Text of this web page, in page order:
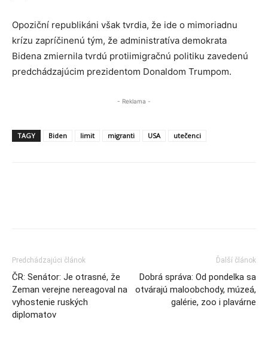
Opoziční republikáni však tvrdia, že ide o mimoriadnu
krízu zapríčinenú tým, že administratíva demokrata
Bidena zmiernila tvrdú protiimigračnú politiku zavedenú
predchádzajúcim prezidentom Donaldom Trumpom.
- Reklama -
TAGY Biden limit migranti USA utečenci
Predchádzajúci článok
ČR: Senátor: Je otrasné, že
Zeman verejne nereagoval na
vyhostenie ruských
diplomatov
Ďalší článok
Dobrá správa: Od pondelka sa
otvárajú maloobchody, múzeá,
galérie, zoo i plavárne